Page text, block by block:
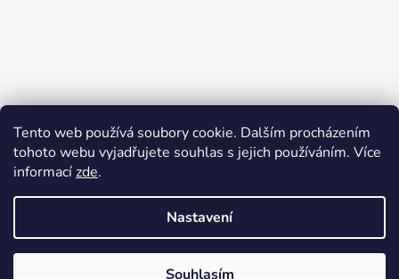
Tento web používá soubory cookie. Dalším procházením
tohoto webu vyjadřujete souhlas s jejich používáním. Více
informacízde.
Nastavení
Souhlasím